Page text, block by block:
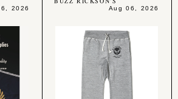
2026 Aug 06, 2026